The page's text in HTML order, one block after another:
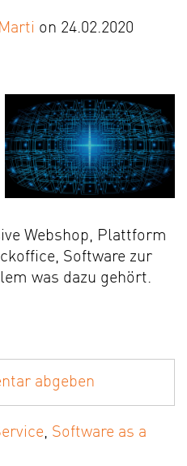
on 24.02.2020
Webshop, Plattform
Software zur
was dazu gehört.
abgeben
, Software as a